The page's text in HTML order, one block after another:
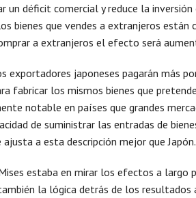
un déficit comercial y reduce la
bienes que vendes a extranjeros están
a extranjeros el efecto será
exportadores japoneses pagarán más
fabricar los mismos bienes que
notable en países que grandes
de suministrar las entradas de
a esta descripción mejor que Japón.
estaba en mirar los efectos a largo
la lógica detrás de los